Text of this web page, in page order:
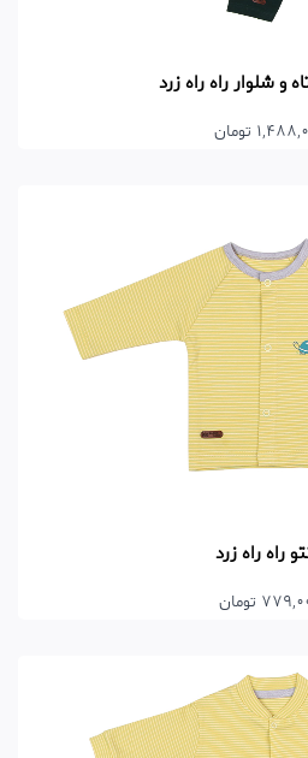
و شلوار راه راه زرد
تومان
راه راه زرد
تومان